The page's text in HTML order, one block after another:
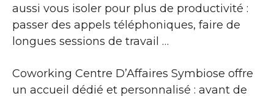
aussi vous isoler pour plus de productivité :
passer des appels téléphoniques, faire de
longues sessions de travail …
Coworking Centre D’Affaires Symbiose offre
un accueil dédié et personnalisé : avant de